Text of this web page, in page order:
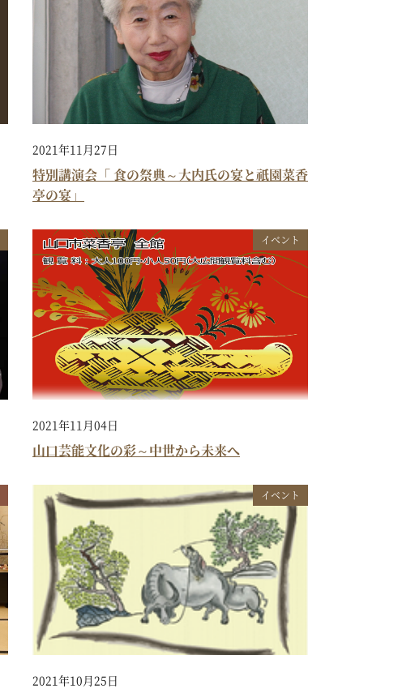
2021年11月27日
特別講演会「 食の祭典～大内氏の宴と祇園菜香
亭の宴」
イベント
2021年11月04日
山口芸能文化の彩～中世から未来へ
イベント
2021年10月25日